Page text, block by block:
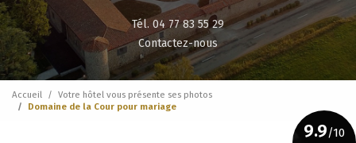
9.9/10
Tél. 04 77 83 55 29
Contactez-nous
Accueil
Votre hôtel vous présente ses photos
Domaine de la Cour pour mariage